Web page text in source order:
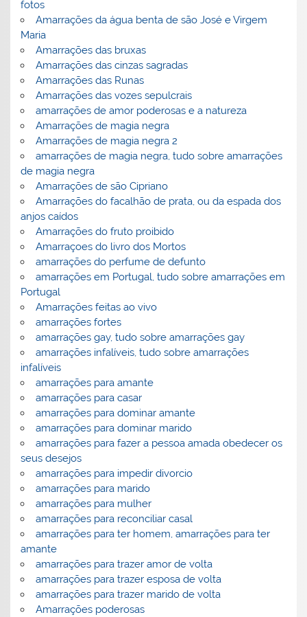
fotos
Amarrações da água benta de são José e Virgem
Maria
Amarrações das bruxas
Amarrações das cinzas sagradas
Amarrações das Runas
Amarrações das vozes sepulcrais
amarrações de amor poderosas e a natureza
Amarrações de magia negra
Amarrações de magia negra 2
amarrações de magia negra, tudo sobre amarrações
de magia negra
Amarrações de são Cipriano
Amarrações do facalhão de prata, ou da espada dos
anjos caídos
Amarrações do fruto proibido
Amarraçoes do livro dos Mortos
amarrações do perfume de defunto
amarrações em Portugal, tudo sobre amarrações em
Portugal
Amarrações feitas ao vivo
amarrações fortes
amarrações gay, tudo sobre amarrações gay
amarrações infalíveis, tudo sobre amarrações
infalíveis
amarrações para amante
amarrações para casar
amarrações para dominar amante
amarrações para dominar marido
amarrações para fazer a pessoa amada obedecer os
seus desejos
amarrações para impedir divorcio
amarrações para marido
amarrações para mulher
amarrações para reconciliar casal
amarrações para ter homem, amarrações para ter
amante
amarrações para trazer amor de volta
amarrações para trazer esposa de volta
amarrações para trazer marido de volta
Amarrações poderosas